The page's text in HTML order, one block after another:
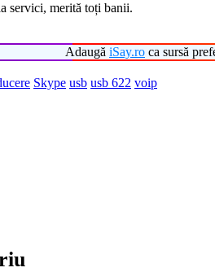
servici, merită toți banii.
Adaugă iSay.ro ca sursă
Skype usb usb 622 voip